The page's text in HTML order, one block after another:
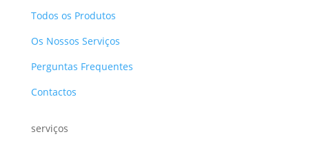
Todos os Produtos
Os Nossos Serviços
Perguntas Frequentes
Contactos
serviços